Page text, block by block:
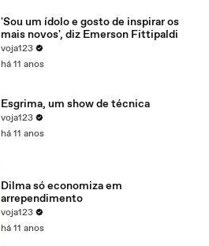
'Sou um ídolo e gosto de inspirar os
mais novos', diz Emerson Fittipaldi
voja123
há 11 anos
Esgrima, um show de técnica
voja123
há 11 anos
Dilma só economiza em
arrependimento
voja123
há 11 anos